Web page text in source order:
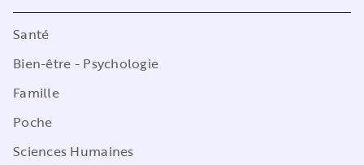
Santé
Bien-être - Psychologie
Famille
Poche
Sciences Humaines